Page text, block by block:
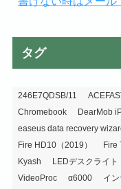
タグ
246E7QDSB/11
Chromebook
DearMob
easeus data recovery
Fire HD10（2019）
Fire
Kyash
LEDデスクライト
VideoProc
α6000 イ